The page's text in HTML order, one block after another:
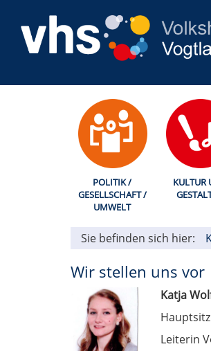
POLITIK /
GESELLSCHAFT /
UMWELT
KULTUR
Sie befinden sich hier:
Wir stellen uns vor
Katja
Leiterin